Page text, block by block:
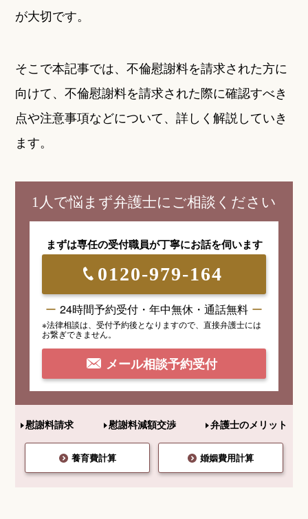
が大切です。
そこで本記事では、不倫慰謝料を請求された方に
向けて、不倫慰謝料を請求された際に確認すべき
点や注意事項などについて、詳しく解説していき
ます。
1人で悩まず弁護士にご相談ください
まずは専任の受付職員が丁寧にお話を伺います
0120-979-164
24時間予約受付・年中無休・通話無料
※法律相談は、受付予約後となりますので、 直接弁護士には
お繋ぎできません。
メール相談予約受付
慰謝料請求 慰謝料減額交渉 弁護士のメリット
養育費計算 婚姻費用計算